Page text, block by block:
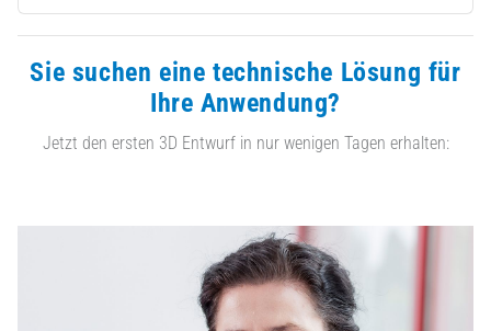
Sie suchen eine technische Lösung für
Ihre Anwendung?
Jetzt den ersten 3D Entwurf in nur wenigen Tagen erhalten: